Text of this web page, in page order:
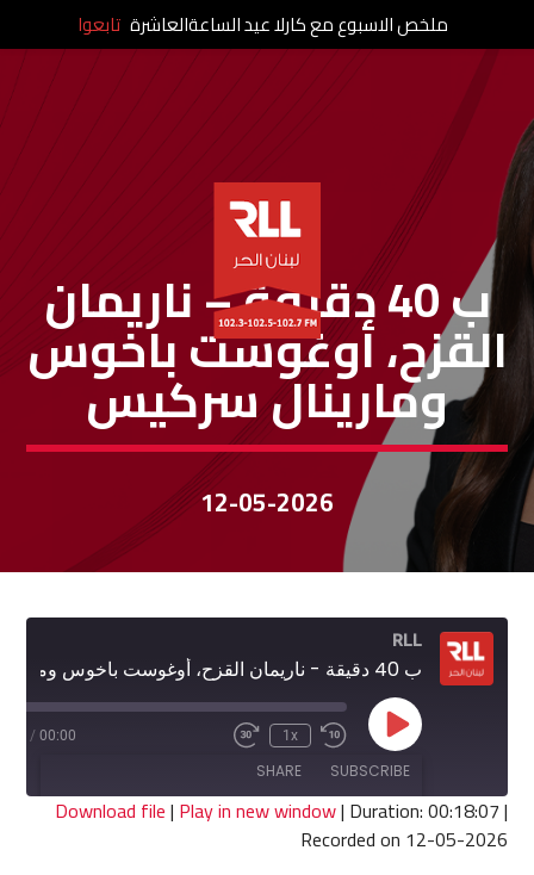
ب ٤٠ دقيقة
ب 40 دقيقة – ناريمان
القزح، أوغوست باخوس
ومارينال سركيس
12-05-2026
RLL
Play
Episode
Rewind
10
Seconds
1x
Fast
seconds
00:00
/
SUBSCRIBE
SHARE
SHARE
Download file| Play in new window| Duration: 00:18:07|
Recorded on 12-05-2026
ملخص الاسبوع مع كارلا عيد الساعةالعاشرة تابعوا